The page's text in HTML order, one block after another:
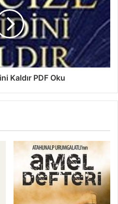
Kaldır PDF Oku